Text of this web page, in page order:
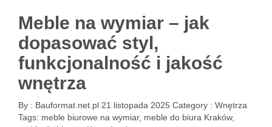
Meble na wymiar – jak
dopasować styl,
funkcjonalność i jakość
wnętrza
By : Bauformat.net.pl 21 listopada 2025 Category : Wnętrza
Tags: meble biurowe na wymiar, meble do biura Kraków,